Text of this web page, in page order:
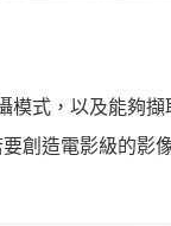
式，以及能夠
創造電影級的影